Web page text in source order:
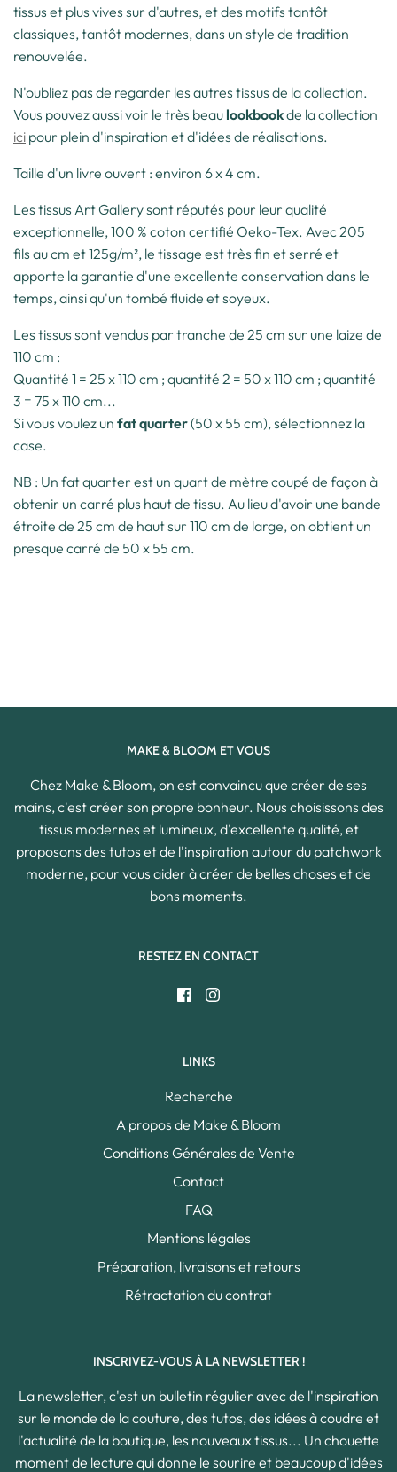
tissus et plus vives sur d'autres, et des motifs tantôt
classiques, tantôt modernes, dans un style de tradition
renouvelée.
N'oubliez pas de regarder les autres tissus de la collection.
Vous pouvez aussi voir le très beau lookbookde la collection
ici pour plein d'inspiration et d'idées de réalisations.
Taille d'un livre ouvert : environ 6 x 4 cm.
Les tissus Art Gallery sont réputés pour leur qualité
exceptionnelle, 100 % coton certifié Oeko-Tex. Avec 205
fils au cm et 125g/m², le tissage est très fin et serré et
apporte la garantie d'une excellente conservation dans le
temps, ainsi qu'un tombé fluide et soyeux.
Les tissus sont vendus par tranche de 25 cm sur une laize de
110 cm :
Quantité 1 = 25 x 110 cm ; quantité 2 = 50 x 110 cm ; quantité
3 = 75 x 110 cm...
Si vous voulez un fat quarter(50 x 55 cm), sélectionnez la
case.
NB : Un fat quarter est un quart de mètre coupé de façon à
obtenir un carré plus haut de tissu. Au lieu d'avoir une bande
étroite de 25 cm de haut sur 110 cm de large, on obtient un
presque carré de 50 x 55 cm.
MAKE & BLOOM ET VOUS
Chez Make & Bloom, on est convaincu que créer de ses
mains, c'est créer son propre bonheur. Nous choisissons des
tissus modernes et lumineux, d'excellente qualité, et
proposons des tutos et de l'inspiration autour du patchwork
moderne, pour vous aider à créer de belles choses et de
bons moments.
RESTEZ EN CONTACT
LINKS
Recherche
A propos de Make & Bloom
Conditions Générales de Vente
Contact
FAQ
Mentions légales
Préparation, livraisons et retours
Rétractation du contrat
INSCRIVEZ-VOUS À LA NEWSLETTER !
La newsletter, c'est un bulletin régulier avec de l'inspiration
sur le monde de la couture, des tutos, des idées à coudre et
l'actualité de la boutique, les nouveaux tissus... Un chouette
moment de lecture qui donne le sourire et beaucoup d'idées